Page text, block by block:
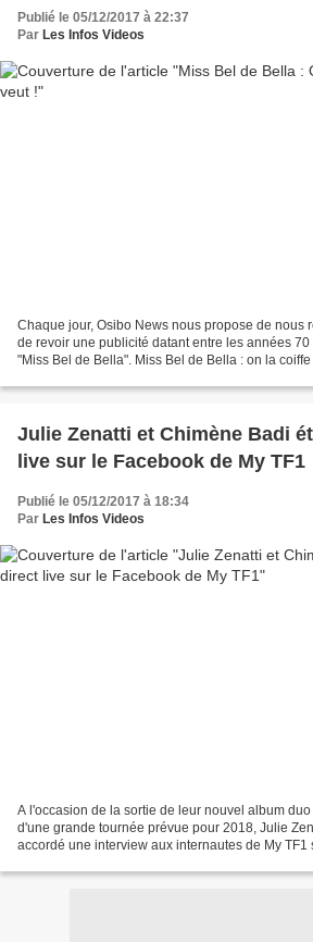
Publié le 05/12/2017 à 22:37
Par Les Infos Videos
Chaque jour, Osibo News nous propose de nous
de revoir une publicité datant entre les années
"Miss Bel de Bella". Miss Bel de Bella : on la
Julie Zenatti et Chimène Badi
live sur le Facebook de My TF1
Publié le 05/12/2017 à 18:34
Par Les Infos Videos
A l'occasion de la sortie de leur nouvel album
d'une grande tournée prévue pour 2018, Julie
accordé une interview aux internautes de My TF1